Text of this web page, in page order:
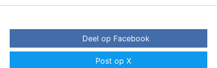
Deel op Facebook
Post op X